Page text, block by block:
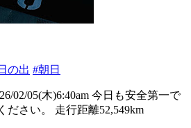
の出 #朝日
02/05(木)6:40am 今日も安全第一で
ださい。 走行距離52,549km